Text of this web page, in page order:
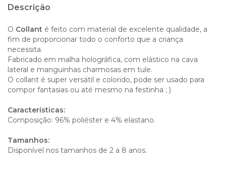
Descrição
O Collant é feito com material de excelente qualidade, a
fim de proporcionar todo o conforto que a criança
necessita.
Fabricado em malha holográfica, com elástico na cava
lateral e manguinhas charmosas em tule.
O collant é super versátil e colorido, pode ser usado para
compor fantasias ou até mesmo na festinha ; )
Características:
Composição: 96% poliéster e 4% elastano.
Tamanhos:
Disponível nos tamanhos de 2 a 8 anos.